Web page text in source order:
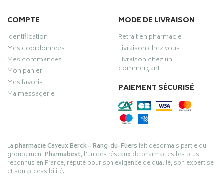
COMPTE
Identification
Mes coordonnées
Mes commandes
Mon panier
Mes favoris
Ma messagerie
MODE DE LIVRAISON
Retrait en pharmacie
Livraison chez vous
Livraison chez un
commerçant
PAIEMENT SÉCURISÉ
Lapharmacie Cayeux Berck – Rang-du-Fliersfait désormais partie du
groupementPharmabest, l’un des réseaux de pharmacies les plus
reconnus en France, réputé pour son exigence de qualité, son expertise
et son accessibilité.